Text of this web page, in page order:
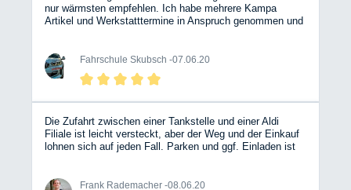
nur wärmsten empfehlen. Ich habe mehrere Kampa
Artikel und Werkstatttermine in Anspruch genommen und
SkubschFahrschule Skubsch -07.06.20
Die Zufahrt zwischen einer Tankstelle und einer Aldi
Filiale ist leicht versteckt, aber der Weg und der Einkauf
lohnen sich auf jeden Fall. Parken und ggf. Einladen ist
sicherlich nicht der styl-ischste Shop aber man wird sehr
Frank Rademacher -08.06.20